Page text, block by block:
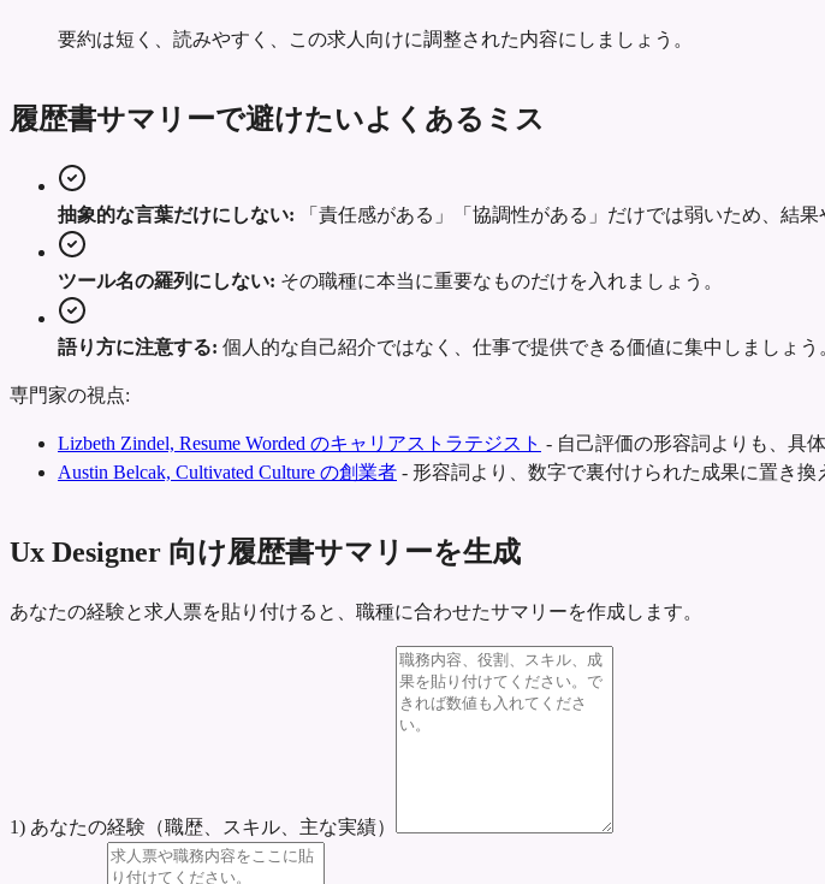
要約は短く、読みやすく、この求人向けに調整された内容にしましょう。
履歴書サマリーで避けたいよくあるミス
抽象的な言葉だけにしない: 「責任感がある」「協調性がある」だけでは弱いため、結果
ツール名の羅列にしない: その職種に本当に重要なものだけを入れましょう。
語り方に注意する: 個人的な自己紹介ではなく、仕事で提供できる価値に集中しましょう
専門家の視点:
Lizbeth Zindel, Resume Worded のキャリアストラテジスト - 自己評価の形容詞よりも、具
Austin Belcak, Cultivated Culture の創業者 - 形容詞より、数字で裏付けられた成果に置き換
Ux Designer 向け履歴書サマリーを生成
あなたの経験と求人票を貼り付けると、職種に合わせたサマリーを作成します。
1) あなたの経験（職歴、スキル、主な実績）